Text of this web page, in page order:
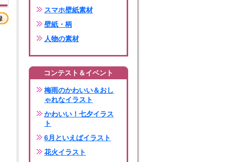
スマホ壁紙素材
壁紙・柄
人物の素材
コンテスト＆イベント
梅雨のかわいい＆おし
ゃれなイラスト
かわいい！七夕イラス
ト
6月といえばイラスト
花火イラスト